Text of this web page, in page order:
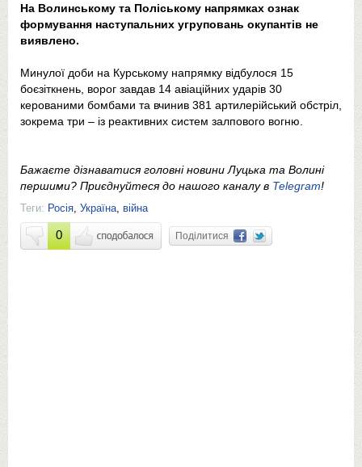
На Волинському та Поліському напрямках ознак
формування наступальних угруповань окупантів не
виявлено.
Минулої доби на Курському напрямку відбулося 15
боєзіткнень, ворог завдав 14 авіаційних ударів 30
керованими бомбами та вчинив 381 артилерійський обстріл,
зокрема три – із реактивних систем залпового вогню.
Бажаєте дізнаватися головні новини Луцька та Волині
першими? Приєднуйтеся до нашого каналу в Telegram!
Теги: Росія Україна війна
0 Поділитися